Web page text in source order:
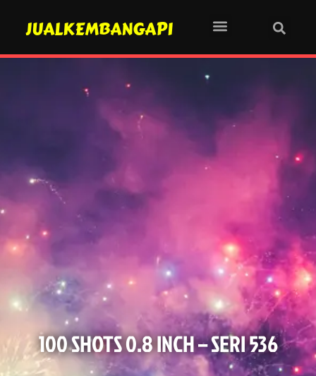
JUALKEMBANGAPI
100 SHOTS 0.8 INCH – SERI 536